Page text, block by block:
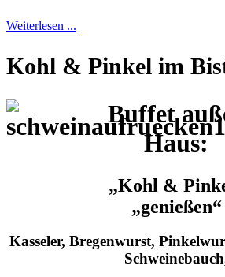
Weiterlesen ...
Kohl & Pinkel im
Buffet
Haus:
„Kohl &
„genießen“
Kasseler, Bregenwurst,